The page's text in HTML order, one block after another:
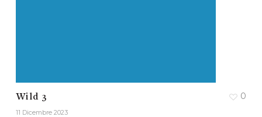
Wild 3
11 Dicembre 2023
0